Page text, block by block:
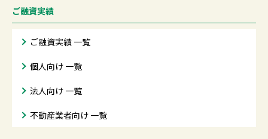
ご融資実績
ご融資実績 一覧
個人向け 一覧
法人向け 一覧
不動産業者向け 一覧